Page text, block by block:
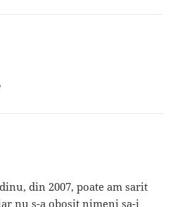
din 2007, poate am sarit
nu s-a obosit nimeni sa-i